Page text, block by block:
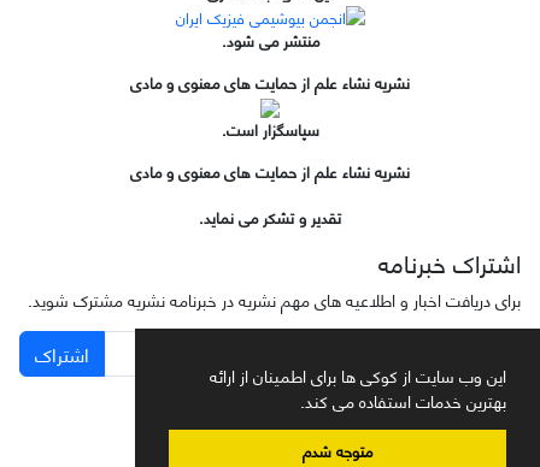
این وب سایت از کوکی ها برای اطمینان از ارائه
بهترین خدمات استفاده می کند.
متوجه شدم
منتشر می شود.
نشریه نشاء علم از حمایت های معنوی و مادی
سپاسگزار است.
نشریه نشاء علم از حمایت های معنوی و مادی
تقدیر و تشکر می نماید.
اشتراک خبرنامه
برای دریافت اخبار و اطلاعیه های مهم نشریه در خبرنامه نشریه مشترک شوید.
اشتراک